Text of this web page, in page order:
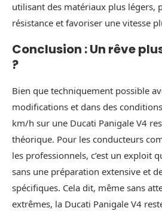
utilisant des matériaux plus légers,
résistance et favoriser une vitesse
Conclusion : Un rêve
?
Bien que techniquement possible
modifications et dans des
km/h sur une Ducati Panigale V4
théorique. Pour les conducteurs
les professionnels, c’est un exploit
sans une préparation extensive et
spécifiques. Cela dit, même sans
extrêmes, la Ducati Panigale V4